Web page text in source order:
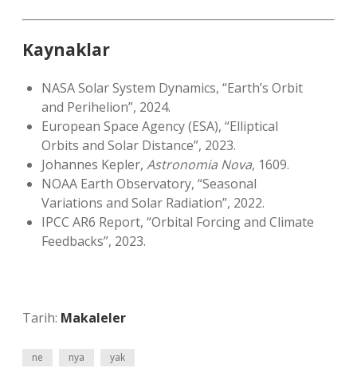
Kaynaklar
NASA Solar System Dynamics, “Earth’s Orbit
and Perihelion”, 2024.
European Space Agency (ESA), “Elliptical
Orbits and Solar Distance”, 2023.
Johannes Kepler, Astronomia Nova, 1609.
NOAA Earth Observatory, “Seasonal
Variations and Solar Radiation”, 2022.
IPCC AR6 Report, “Orbital Forcing and Climate
Feedbacks”, 2023.
Tarih: Makaleler
ne nya yak